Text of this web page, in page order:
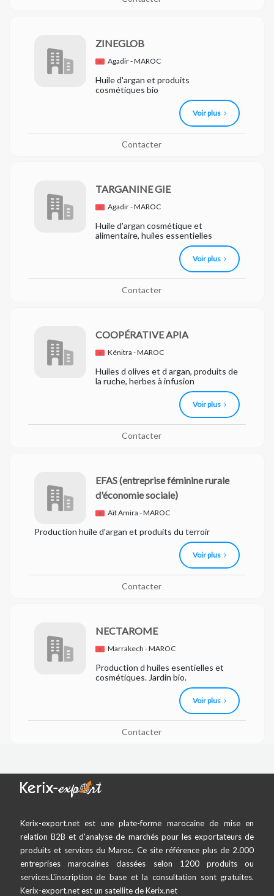
ZINEGLOB
Agadir - MAROC
Huile d'argan et produits
cosmétiques bio
Voir plus
Contacter
TARGANINE GIE
Agadir - MAROC
Huile d'argan cosmétique et
alimentaire, huiles essentielles
Voir plus
Contacter
COOPÉRATIVE APIA
Kénitra - MAROC
Huiles d olives et d argan, produits de
la ruche, herbes à infusion
Voir plus
Contacter
EFAS(entreprise féminine rurale
d'économie sociale)
Aït Amira - MAROC
Production huile d'argan et produits du terroir
Voir plus
Contacter
NECTAROME
Marrakech - MAROC
Production d huiles esentielles et
cosmétiques. Jardin bio.
Voir plus
Contacter
Kerix-export.net est une plate-forme marocaine de mise en
relation B2B et d'analyse de marchés pour les exportateurs de
produits et services du Maroc. Ce site référence plus de 2.000
entreprises marocaines classées selon 1200 produits ou
services.L'inscription de base et la consultation sont gratuites.
Kerix-export.net est un satellite de Kerix.net